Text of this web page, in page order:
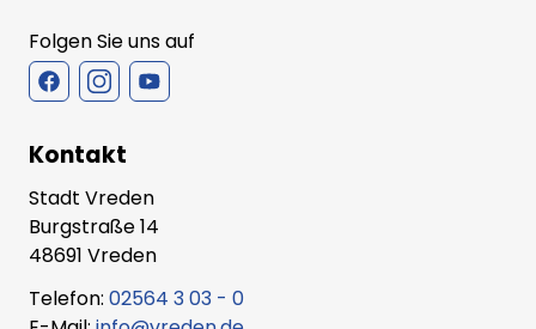
Folgen Sie uns auf
Kontakt
Stadt Vreden
Burgstraße 14
48691 Vreden
Telefon: 02564 3 03 - 0